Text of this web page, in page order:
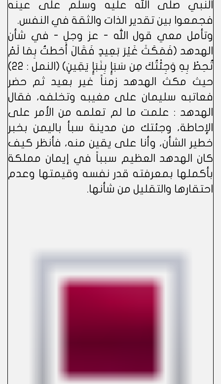
النبي صلى الله عليه وسلم على عينه
فجمعوا بين تقدير الذات والثقة في النفس.
وتأمل معي قول الله - عز وجل - في شأن
الهدهد (فَمَكَثَ غَيْرَ بَعِيدٍ فَقَالَ أَحَطتُ بِمَا لَمْ
تُحِطْ بِهِ وَجِئْتُكَ مِن سَبَإٍ بِنَبَإٍ يَقِينٍ) (النمل : 22)
حيث مكث الهدهد زمناً غير بعيد ثم حضر
فعاتبه سليمان على مغيبه وتخلفه، فقال
الهدهد : علمت ما لم تعلمه من الأمر على
الإحاطة، وجئتك من مدينة سبأ باليمن بخبر
خطير الشأن، وأنا على يقين منه، فأنظر كيف
كان الهدهد العظيم سبباً في إيمان مملكة
بأكملها بمعرفته قدر نفسه وقيمتها وعدم
احتقارها والتقليل من شأنها.